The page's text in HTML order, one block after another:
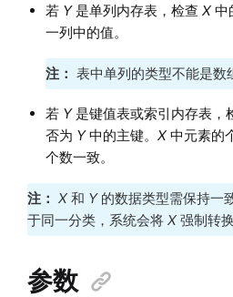
若 Y是单列内存表，检查 X中
一列中的值。
注： 表中单列的类型不能是数
若 Y是键值表或索引内存表，
否为 Y中的主键。 X中元素的
个数一致。
注： X和 Y的数据类型需保持一
于同一分类，系统会将 X强制转
参数